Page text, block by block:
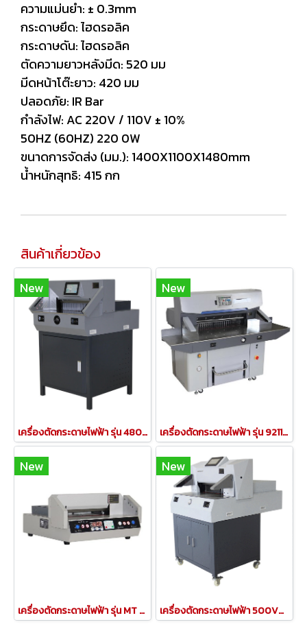
ความแม่นยำ: ± 0.3mm
กระดาษยึด: ไฮดรอลิค
กระดาษดัน: ไฮดรอลิค
ตัดความยาวหลังมีด: 520 มม
มีดหน้าโต๊ะยาว: 420 มม
ปลอดภัย: IR Bar
กำลังไฟ: AC 220V / 110V ± 10%
50HZ (60HZ) 220 0W
ขนาดการจัดส่ง (มม.): 1400X1100X1480mm
น้ำหนักสุทธิ: 415 กก
สินค้าเกี่ยวข้อง
New
​เครื่องตัดกระดาษไฟฟ้า รุ่น 480V8 PAPER CUTTING MACHINE (รุ่นใหม่ล่าสุด )
New
เครื่องตัดกระดาษไฟฟ้า รุ่น 9211 Hydraulic Program-control paper cutting machine
New
เครื่องตัดกระดาษไฟฟ้า รุ่น MT 320VS+ PROGRAM PAPER CUTTER
New
เครื่องตัดกระดาษไฟฟ้า 500V9 Program-control